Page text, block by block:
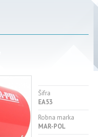
Šifra
EA53
Robna marka
MAR-POL